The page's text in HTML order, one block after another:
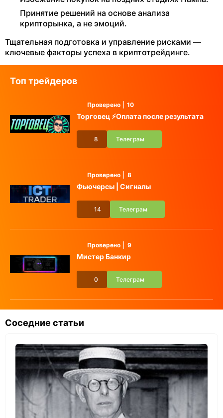
Принятие решений на основе анализа
крипторынка, а не эмоций.
Тщательная подготовка и управление рисками —
ключевые факторы успеха в криптотрейдинге.
Топ трейдеров
Проверено 10
Торговец ⚡️Оплата после результата
8 Телеграм
Проверено 8
Фьючерсы | Сигналы
14 Телеграм
Проверено 9
Мистер Банкир
0 Телеграм
Соседние статьи